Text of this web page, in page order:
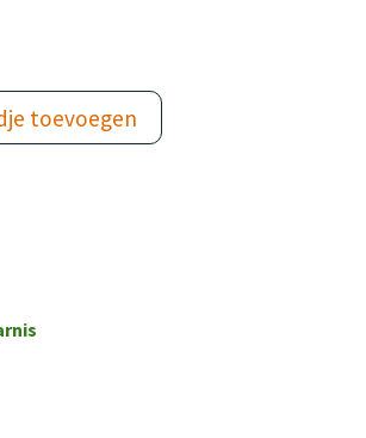
toevoegen